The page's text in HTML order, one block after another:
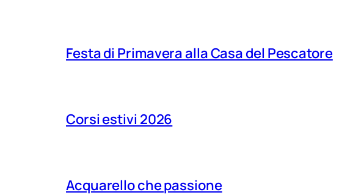
Festa di Primavera alla Casa del Pescatore
Corsi estivi 2026
Acquarello che passione